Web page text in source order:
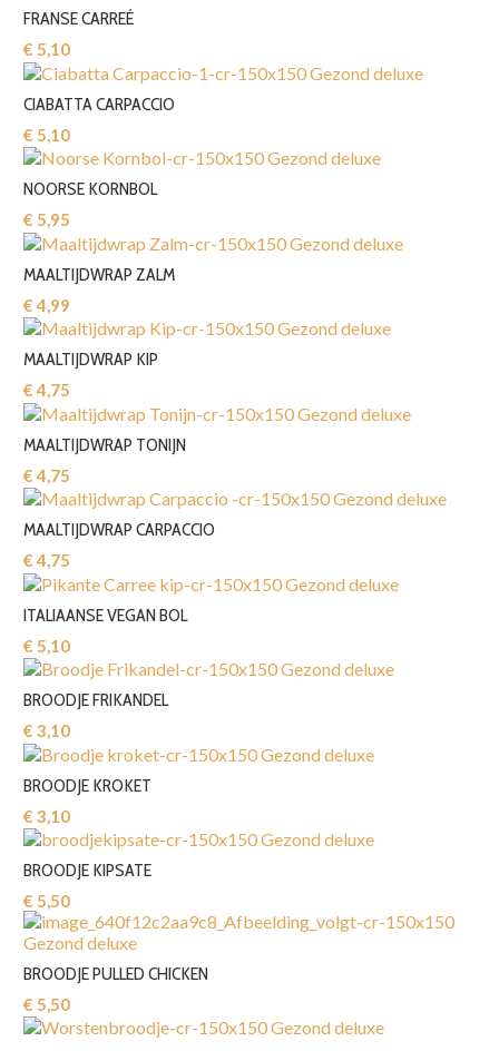
FRANSE CARREÉ
€ 5,10‎
CIABATTA CARPACCIO
€ 5,10‎
NOORSE KORNBOL
€ 5,95‎
MAALTIJDWRAP ZALM
€ 4,99‎
MAALTIJDWRAP KIP
€ 4,75‎
MAALTIJDWRAP TONIJN
€ 4,75‎
MAALTIJDWRAP CARPACCIO
€ 4,75‎
ITALIAANSE VEGAN BOL
€ 5,10‎
BROODJE FRIKANDEL
€ 3,10‎
BROODJE KROKET
€ 3,10‎
BROODJE KIPSATE
€ 5,50‎
BROODJE PULLED CHICKEN
€ 5,50‎